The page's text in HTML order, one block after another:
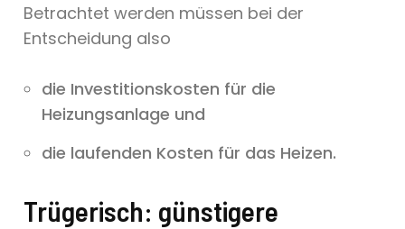
Betrachtet werden müssen bei der
Entscheidung also
die Investitionskosten für die
Heizungsanlage und
die laufenden Kosten für das Heizen.
Trügerisch: günstigere